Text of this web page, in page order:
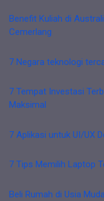
Benefit Kuliah di
Cemerlang
7 Negara teknologi
7 Tempat Investasi
Maksimal
7 Aplikasi untuk UI/UX
7 Tips Memilih Laptop
Beli Rumah di Usia